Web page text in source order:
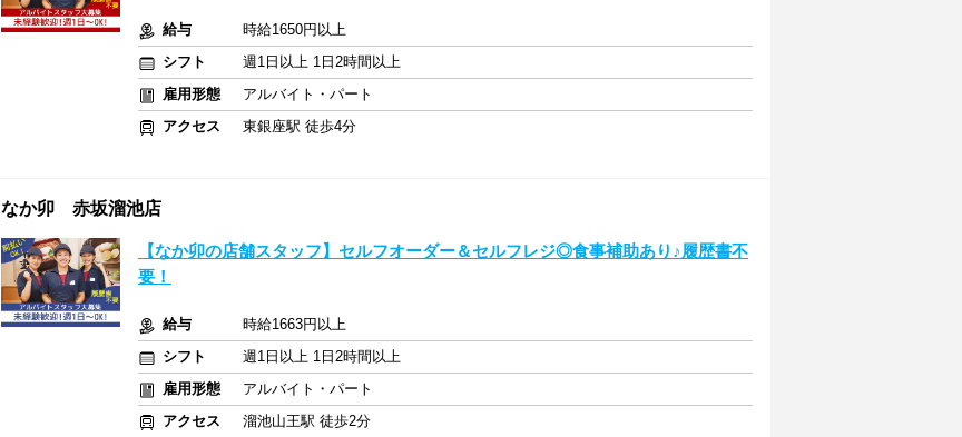
給与
時給1650円以上
シフト
週1日以上 1日2時間以上
雇用形態
アルバイト・パート
アクセス
東銀座駅 徒歩4分
なか卯 赤坂溜池店
【なか卯の店舗スタッフ】セルフオーダー＆セルフレジ◎食事補助あり♪履歴書不
要！
給与
時給1663円以上
シフト
週1日以上 1日2時間以上
雇用形態
アルバイト・パート
アクセス
溜池山王駅 徒歩2分